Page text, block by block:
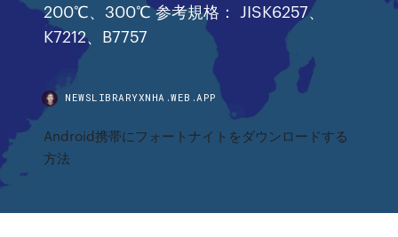
200℃、300℃ 参考規格： JISK6257、
K7212、B7757
NEWSLIBRARYXNHA.WEB.APP
Android携帯にフォートナイトをダウンロードする
方法